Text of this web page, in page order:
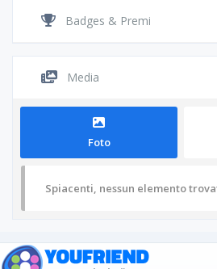
Badges & Premi
Media
Foto
Spiacenti, nessun elemento